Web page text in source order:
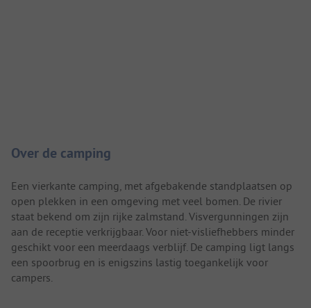
Over de camping
Een vierkante camping, met afgebakende standplaatsen op
open plekken in een omgeving met veel bomen. De rivier
staat bekend om zijn rijke zalmstand. Visvergunningen zijn
aan de receptie verkrijgbaar. Voor niet-visliefhebbers minder
geschikt voor een meerdaags verblijf. De camping ligt langs
een spoorbrug en is enigszins lastig toegankelijk voor
campers.